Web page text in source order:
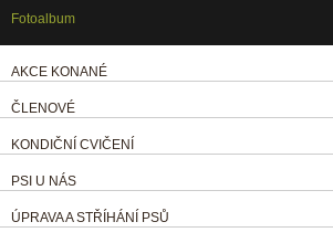
Fotoalbum
AKCE KONANÉ
ČLENOVÉ
KONDIČNÍ CVIČENÍ
PSI U NÁS
ÚPRAVA A STŘÍHÁNÍ PSŮ